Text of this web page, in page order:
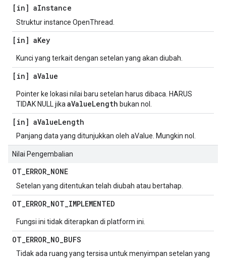
[in] aInstance
Struktur instance OpenThread.
[in] aKey
Kunci yang terkait dengan setelan yang akan diubah.
[in] aValue
Pointer ke lokasi nilai baru setelan harus dibaca. HARUS
TIDAK NULL jika aValueLength bukan nol.
[in] aValueLength
Panjang data yang ditunjukkan oleh aValue. Mungkin nol.
Nilai Pengembalian
OT_ERROR_NONE
Setelan yang ditentukan telah diubah atau bertahap.
OT_ERROR_NOT_IMPLEMENTED
Fungsi ini tidak diterapkan di platform ini.
OT_ERROR_NO_BUFS
Tidak ada ruang yang tersisa untuk menyimpan setelan yang